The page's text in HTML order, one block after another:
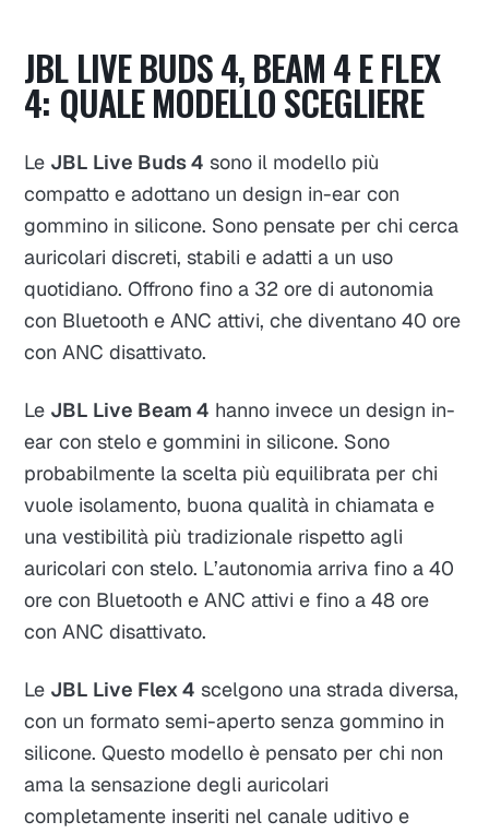
JBL LIVE BUDS 4, BEAM 4 E FLEX
4: QUALE MODELLO SCEGLIERE
Le JBL Live Buds 4 sono il modello più
compatto e adottano un design in-ear con
gommino in silicone. Sono pensate per chi cerca
auricolari discreti, stabili e adatti a un uso
quotidiano. Offrono fino a 32 ore di autonomia
con Bluetooth e ANC attivi, che diventano 40 ore
con ANC disattivato.
Le JBL Live Beam 4 hanno invece un design in-
ear con stelo e gommini in silicone. Sono
probabilmente la scelta più equilibrata per chi
vuole isolamento, buona qualità in chiamata e
una vestibilità più tradizionale rispetto agli
auricolari con stelo. L’autonomia arriva fino a 40
ore con Bluetooth e ANC attivi e fino a 48 ore
con ANC disattivato.
Le JBL Live Flex 4 scelgono una strada diversa,
con un formato semi-aperto senza gommino in
silicone. Questo modello è pensato per chi non
ama la sensazione degli auricolari
completamente inseriti nel canale uditivo e